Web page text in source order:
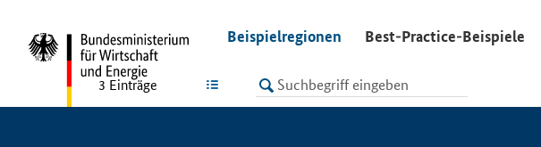
Beispielregionen Best-Practice-Beispiele
LISTE
3 Einträge